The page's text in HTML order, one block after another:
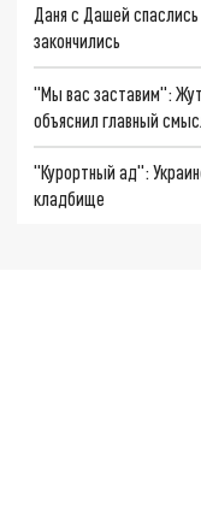
Даня с Дашей
закончились
"Мы вас заставим":
объяснил главный
"Курортный ад":
кладбище